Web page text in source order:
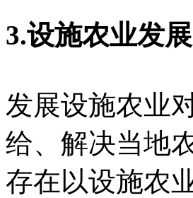
3.设施农业发
发展设施农业
给、解决当地
存在以设施农